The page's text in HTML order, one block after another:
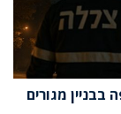
מגורים